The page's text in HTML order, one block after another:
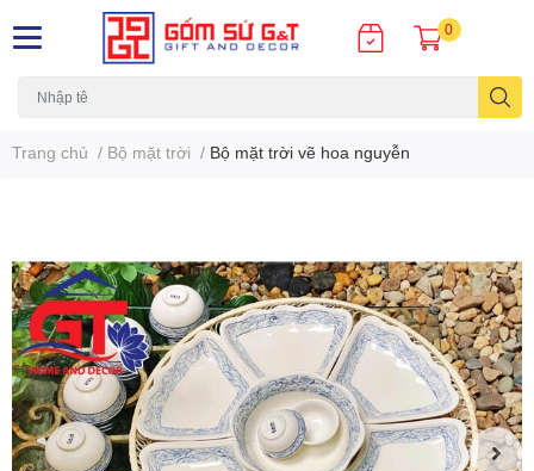
0
Trang chủ / Bộ mặt trời / Bộ mặt trời vẽ hoa nguyễn